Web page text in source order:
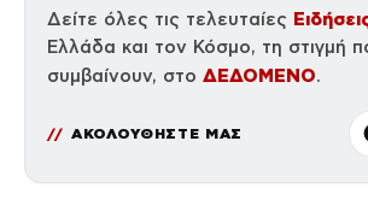
Δείτε όλες τις τελευταίες
Ελλάδα και τον Κόσμο, τη στιγμή
συμβαίνουν, στο ΔΕΔΟΜΕΝΟ.
ΑΚΟΛΟΥΘΗΣΤΕ ΜΑΣ